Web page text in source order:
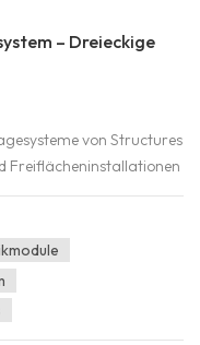
– Dreieckige
von Structures
Freiflächeninstallationen
und
die...